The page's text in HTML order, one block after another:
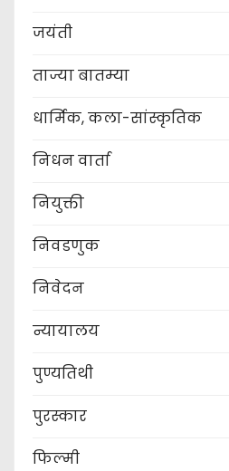
जयंती
ताज्या बातम्या
धार्मिक, कला-सांस्कृतिक
निधन वार्ता
नियुक्ती
निवडणुक
निवेदन
न्यायालय
पुण्यतिथी
पुरस्कार
फिल्मी